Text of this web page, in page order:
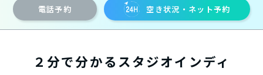
電話予約 空き状況・ネット予約
２分で分かるスタジオインディ